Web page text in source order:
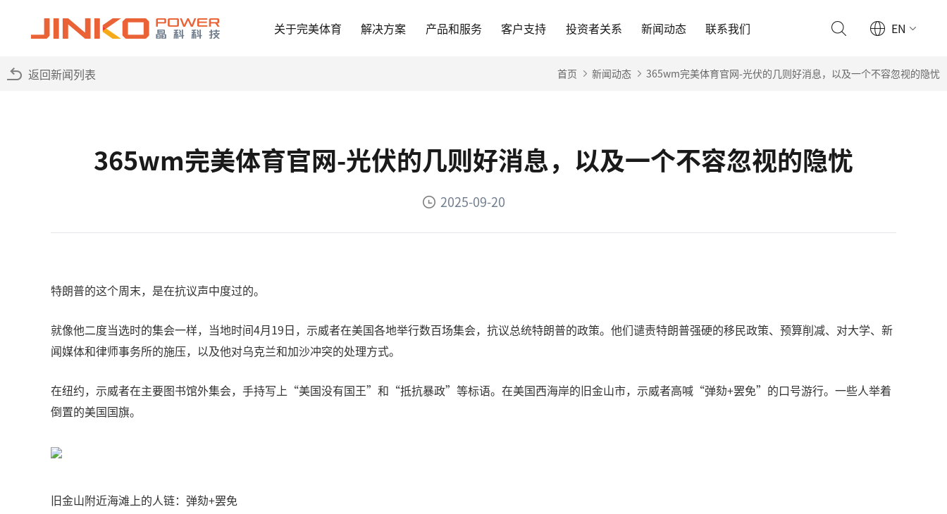
关于完美体育 解决方案 产品和服务 客户支持 投资者关系 新闻动态 联系我们 EN
返回新闻列表 首页 新闻动态 365wm完美体育官网-光伏的几则好消息，以及一个不容忽视的隐忧
365wm完美体育官网-光伏的几则好消息，以及一个不容忽视的隐忧
2025-09-20
特朗普的这个周末，是在抗议声中度过的。
就像他二度当选时的集会一样，当地时间4月19日，示威者在美国各地举行数百场集会，抗议总统特朗普的政策。他们谴责特朗普强硬的移民政策、预算削减、对大学、新
闻媒体和律师事务所的施压，以及他对乌克兰和加沙冲突的处理方式。
在纽约，示威者在主要图书馆外集会，手持写上“美国没有国王”和“抵抗暴政”等标语。在美国西海岸的旧金山市，示威者高喊“弹劾+罢免”的口号游行。一些人举着
倒置的美国国旗。
旧金山附近海滩上的人链：弹劾+罢免